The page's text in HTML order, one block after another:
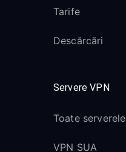
Tarife
Descărcări
Servere VPN
Toate serverele
VPN SUA